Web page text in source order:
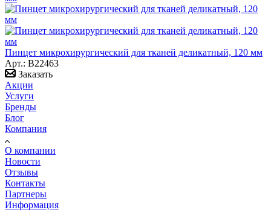
Пинцет микрохирургический для тканей деликатный, 120 мм
Арт.: B22463
Заказать
Акции
Услуги
Бренды
Блог
Компания
О компании
Новости
Отзывы
Контакты
Партнеры
Информация